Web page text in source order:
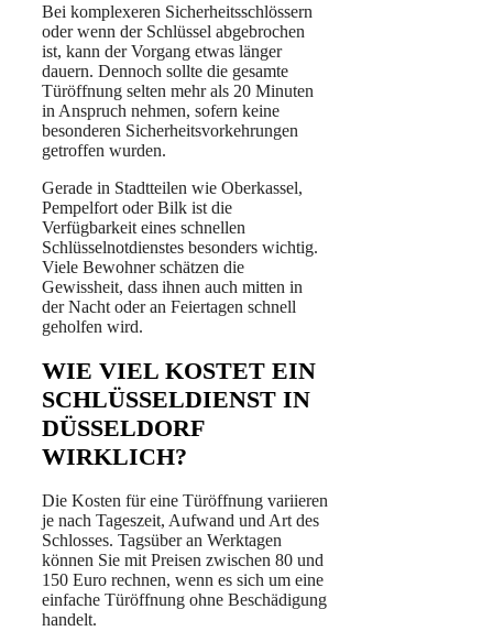
Bei komplexeren Sicherheitsschlössern
oder wenn der Schlüssel abgebrochen
ist, kann der Vorgang etwas länger
dauern. Dennoch sollte die gesamte
Türöffnung selten mehr als 20 Minuten
in Anspruch nehmen, sofern keine
besonderen Sicherheitsvorkehrungen
getroffen wurden.
Gerade in Stadtteilen wie Oberkassel,
Pempelfort oder Bilk ist die
Verfügbarkeit eines schnellen
Schlüsselnotdienstes besonders wichtig.
Viele Bewohner schätzen die
Gewissheit, dass ihnen auch mitten in
der Nacht oder an Feiertagen schnell
geholfen wird.
WIE VIEL KOSTET EIN
SCHLÜSSELDIENST IN
DÜSSELDORF
WIRKLICH?
Die Kosten für eine Türöffnung variieren
je nach Tageszeit, Aufwand und Art des
Schlosses. Tagsüber an Werktagen
können Sie mit Preisen zwischen 80 und
150 Euro rechnen, wenn es sich um eine
einfache Türöffnung ohne Beschädigung
handelt.